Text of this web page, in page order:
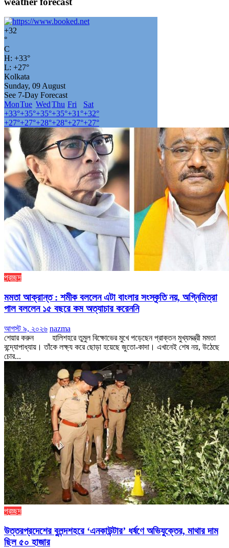
+32
°
C
H: +33°
L: +27°
Kolkata
Sunday, 09 August
See 7-Day Forecast
MonTue WedThu Fri
Sat
+33°+35°+35°+35°+31°+32°
+27°+27°+28°+28°+27°+27°
প্রচ্ছদ
মমতা আক্রান্ত : শমীক বললেন এটা বাংলার সংস্কৃতি নয়, অগ্নিমিত্রা
পাল বললেন ১৫ বছরে কম অত্যাচার করেননি
আগস্ট ৯, ২০২৬ nazma
শেয়ার করুন হালিশহরে তুমুল বিক্ষোভের মুখে পড়েছেন প্রাক্তন মুখ্যমন্ত্রী মমতা
বন্দ্যোপাধ্যায়। তাঁকে লক্ষ্য করে ছোড়া হয়েছে জুতো-কাদা। এখানেই শেষ নয়, উঠেছে
চোর...
প্রচ্ছদ
উত্তরপ্রদেশের বুলন্দশহরে ‘এনকাউন্টার’ ধর্ষণে অভিযুক্তের, মাথার দাম
ছিল ৫০ হাজার